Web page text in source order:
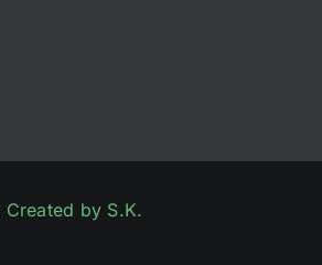
Created by S.K.